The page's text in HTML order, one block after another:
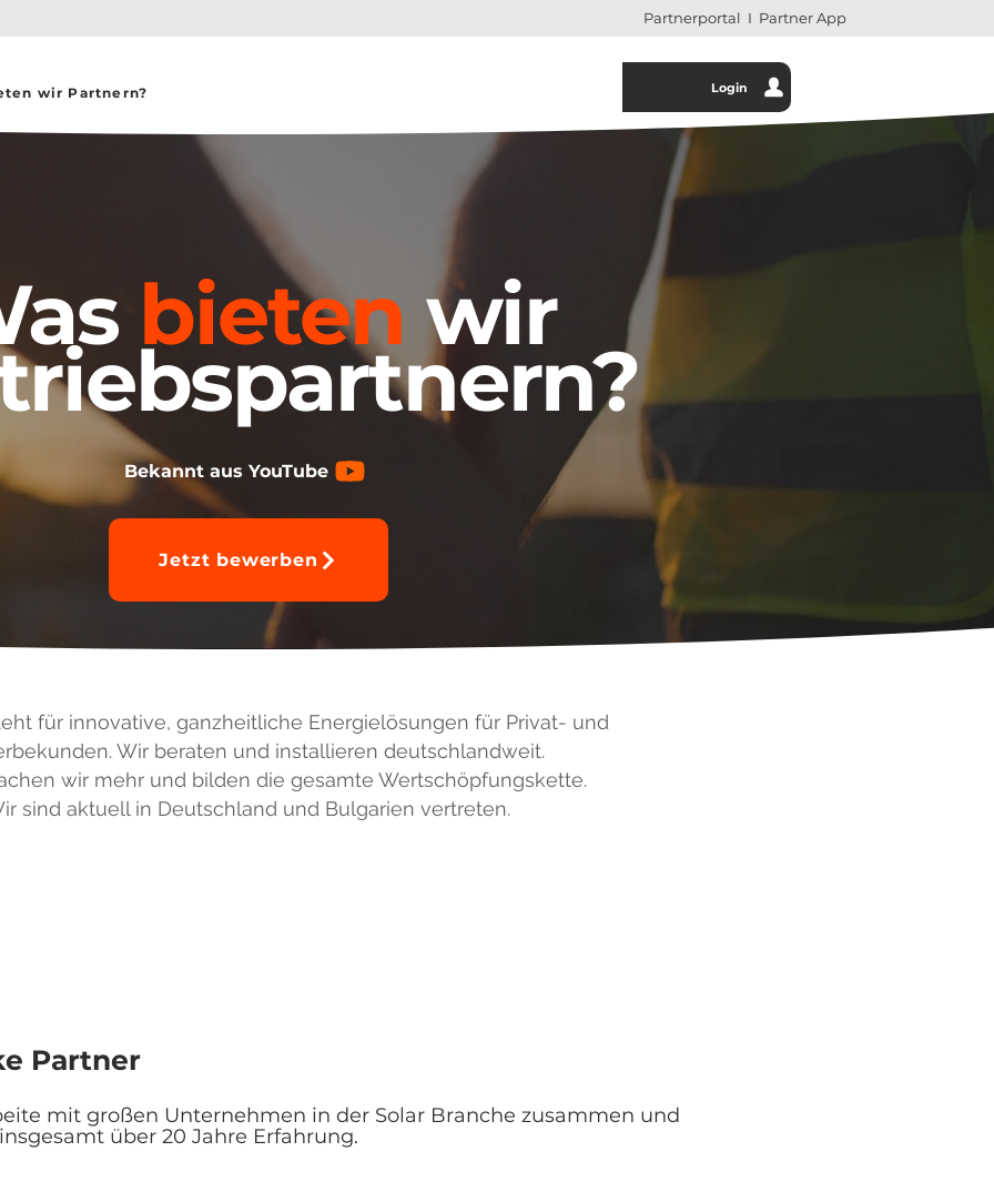
Login
Partnerportal I Partner App
wir Partnern?
bieten wir
Bekannt aus YouTube
Jetzt bewerben
für innovative, ganzheitliche Energielösungen für Privat- und
Wir beraten und installieren deutschlandweit.
wir mehr und bilden die gesamte Wertschöpfungskette.
sind aktuell in Deutschland und Bulgarien vertreten.
Partner
mit großen Unternehmen in der Solar Branche zusammen und
über 20 Jahre Erfahrung.